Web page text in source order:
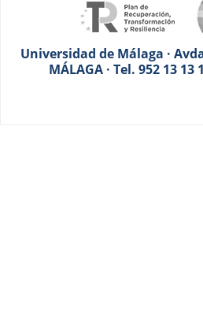
Universidad de Málaga ·
MÁLAGA · Tel. 952 13 13